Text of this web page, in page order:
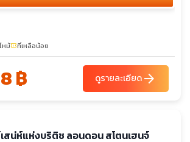
restaurantอาหาร 10 มื้อ calendar_todayอิสระ 1 วัน
ชแอนด์ชิปส์และเป็ดย่าง 4 Seasons รวมเข้าชมส
น้ำโรมัน และล่องเรือแม่น้ำเทมส์
- มหาวิหารบาธ - โรงอาบน้ำโรมันโบราณ - เมืองไบ